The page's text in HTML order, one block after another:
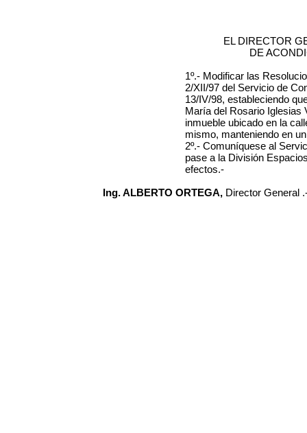
EL DIRECTOR
DE
1º.- Modificar las
2/XII/97 del Servicio de
13/IV/98, estableciendo
María del Rosario Iglesias
inmueble ubicado en la
mismo, manteniendo en
2º.- Comuníquese al
pase a la División
efectos.-
Ing. ALBERTO ORTEGA, Director General